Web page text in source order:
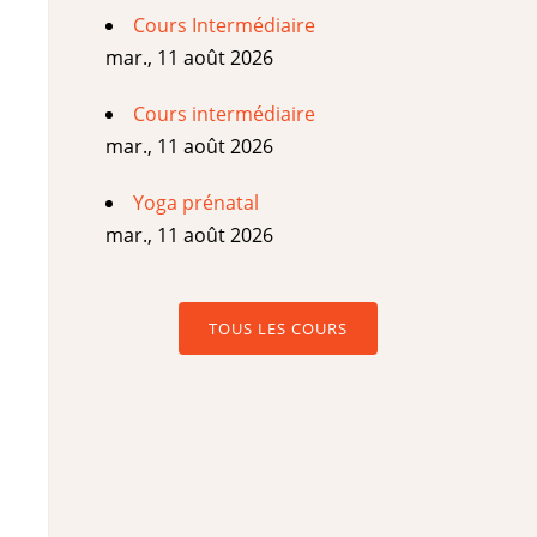
Cours Intermédiaire
mar., 11 août 2026
Cours intermédiaire
mar., 11 août 2026
Yoga prénatal
mar., 11 août 2026
TOUS LES COURS